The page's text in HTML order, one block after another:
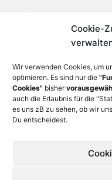
Cookie-
Wir verwenden Cookies, um
optimieren. Es sind nur die
Cookies" bisher
auch die Erlaubnis für die
es uns zB zu sehen, ob wir
Du entscheidest.
Velo Welt
James-Loeb-Straße 11
82481 Murnau